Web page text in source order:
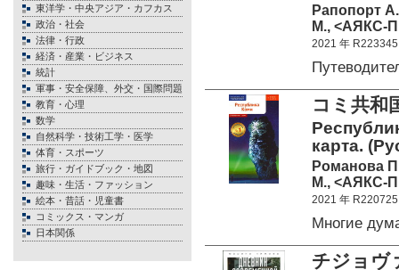
東洋学・中央アジア・カフカス
政治・社会
法律・行政
経済・産業・ビジネス
統計
軍事・安全保障、外交・国際問題
教育・心理
数学
自然科学・技術工学・医学
体育・スポーツ
旅行・ガイドブック・地図
趣味・生活・ファッション
絵本・昔話・児童書
コミックス・マンガ
日本関係
Рапопорт А.
М., <АЯКС-
2021 年 R223345
コミ共和
карта.
Романова
М., <АЯКС-
2021 年 R220725
Многие
チジョ